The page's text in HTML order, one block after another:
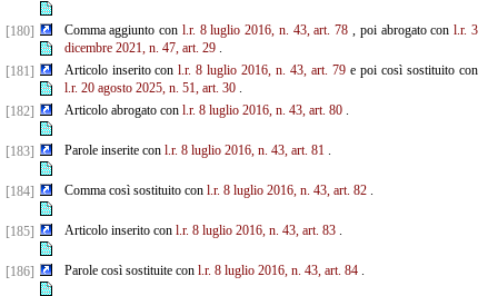
[180] Comma aggiunto con l.r. 8 luglio 2016, n. 43, art. 78 , poi abrogato conl.r. 3
dicembre 2021, n. 47, art. 29.
[181]
Articolo inserito conl.r. 8 luglio 2016, n. 43, art. 79 e poi così sostituito con
l.r. 20 agosto 2025, n. 51, art. 30.
[182]
Articolo abrogato con l.r. 8 luglio 2016, n. 43, art. 80.
[183] Parole inserite con l.r. 8 luglio 2016, n. 43, art. 81.
[184] Comma così sostituito con l.r. 8 luglio 2016, n. 43, art. 82.
[185] Articolo inserito con l.r. 8 luglio 2016, n. 43, art. 83.
[186] Parole così sostituite con l.r. 8 luglio 2016, n. 43, art. 84.